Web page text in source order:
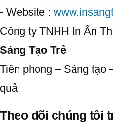
- Website :
Công ty TNHH In Ấn
Sáng Tạo Trẻ
Tiên phong – Sáng tạo
quả!
Theo dõi chúng tôi